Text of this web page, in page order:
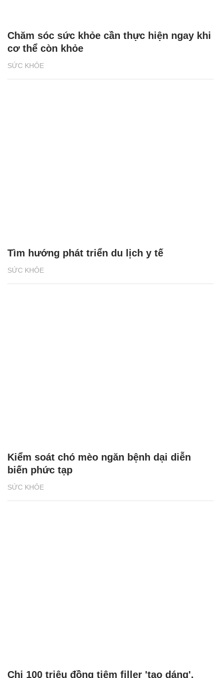
SỨC KHỎE
Chăm sóc sức khỏe cần thực hiện ngay khi
cơ thể còn khỏe
SỨC KHỎE
Tìm hướng phát triển du lịch y tế
SỨC KHỎE
Kiểm soát chó mèo ngăn bệnh dại diễn
biến phức tạp
Chi 100 triệu đồng tiêm filler 'tạo dáng',